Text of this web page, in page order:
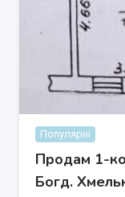
Популярні
Продам 1-
Богд.